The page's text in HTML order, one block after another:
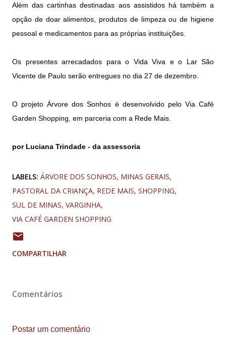
Além das cartinhas destinadas aos assistidos há também a
opção de doar alimentos, produtos de limpeza ou de higiene
pessoal e medicamentos para as próprias instituições.
Os presentes arrecadados para o Vida Viva e o Lar São
Vicente de Paulo serão entregues no dia 27 de dezembro.
O projeto Árvore dos Sonhos é desenvolvido pelo Via Café
Garden Shopping, em parceria com a Rede Mais.
por Luciana Trindade - da assessoria
LABELS: ÁRVORE DOS SONHOS MINAS GERAIS
PASTORAL DA CRIANÇA REDE MAIS SHOPPING
SUL DE MINAS VARGINHA
VIA CAFÉ GARDEN SHOPPING
COMPARTILHAR
Comentários
Postar um comentário